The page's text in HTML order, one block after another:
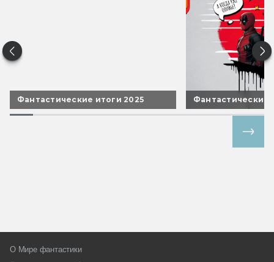
Фантастические итоги 2025 Фантастические
О Мире фантастики